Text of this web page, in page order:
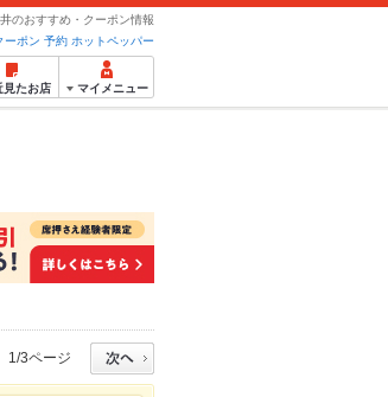
のおすすめ・クーポン情報
ーポン 予約 ホットペッパー
見たお店 マイメニュー
1/3ページ